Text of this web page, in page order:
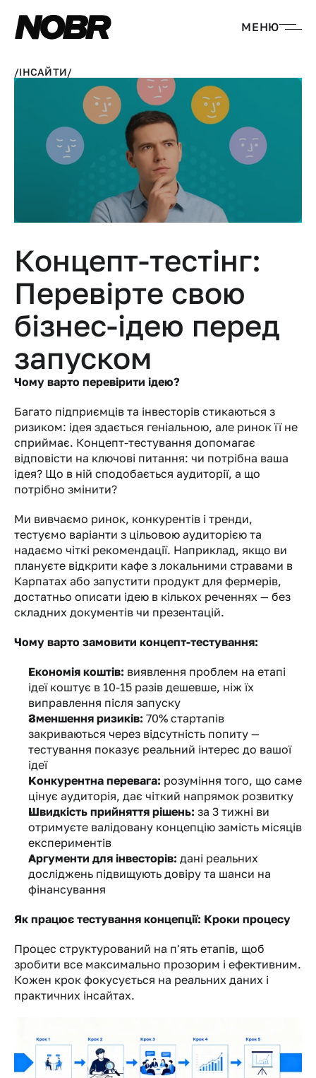
МЕНЮ
/ІНСАЙТИ/
Концепт-тестінг:
Перевірте свою
бізнес-ідею перед
запуском
Чому варто перевірити ідею?
Багато підприємців та інвесторів стикаються з
ризиком: ідея здається геніальною, але ринок її не
сприймає. Концепт-тестування допомагає
відповісти на ключові питання: чи потрібна ваша
ідея? Що в ній сподобається аудиторії, а що
потрібно змінити?
Ми вивчаємо ринок, конкурентів і тренди,
тестуємо варіанти з цільовою аудиторією та
надаємо чіткі рекомендації. Наприклад, якщо ви
плануєте відкрити кафе з локальними стравами в
Карпатах або запустити продукт для фермерів,
достатньо описати ідею в кількох реченнях — без
складних документів чи презентацій.
Чому варто замовити концепт-тестування:
Економія коштів: виявлення проблем на етапі
ідеї коштує в 10-15 разів дешевше, ніж їх
виправлення після запуску
Зменшення ризиків: 70% стартапів
закриваються через відсутність попиту —
тестування показує реальний інтерес до вашої
ідеї
Конкурентна перевага: розуміння того, що саме
цінує аудиторія, дає чіткий напрямок розвитку
Швидкість прийняття рішень: за 3 тижні ви
отримуєте валідовану концепцію замість місяців
експериментів
Аргументи для інвесторів: дані реальних
досліджень підвищують довіру та шанси на
фінансування
Як працює тестування концепції: Кроки процесу
Процес структурований на п'ять етапів, щоб
зробити все максимально прозорим і ефективним.
Кожен крок фокусується на реальних даних і
практичних інсайтах.